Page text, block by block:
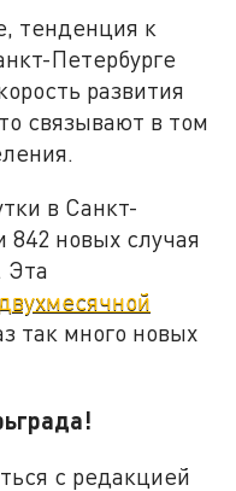
тенденция к
Петербурге
развития
связывают в том
в Санкт-
842 новых случая
Эта
так много новых
с редакцией